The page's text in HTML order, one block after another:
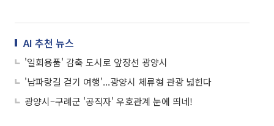
AI 추천 뉴스
'일회용품' 감축 도시로 앞장선 광양시
'남파랑길 걷기 여행'...광양시 체류형 관광 넓힌다
광양시–구례군 '공직자' 우호관계 눈에 띄네!